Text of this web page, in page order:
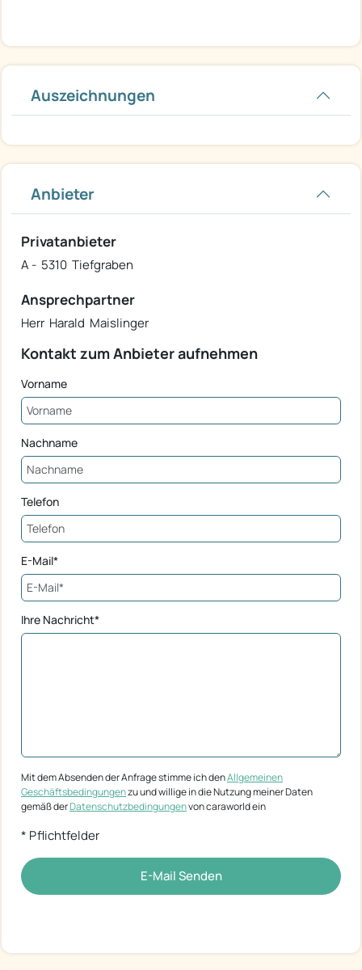
Auszeichnungen
Anbieter
Privatanbieter
A - 5310 Tiefgraben
Ansprechpartner
Herr Harald Maislinger
Kontakt zum Anbieter aufnehmen
Vorname
Nachname
Telefon
E-Mail*
Ihre Nachricht*
Mit dem Absenden der Anfrage stimme ich denAllgemeinen
Geschäftsbedingungenzu und willige in die Nutzung meiner Daten
gemäß derDatenschutzbedingungenvon caraworld ein
* Pflichtfelder
E-Mail Senden